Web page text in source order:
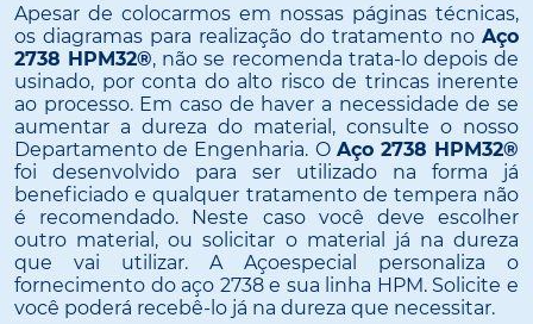
Apesar de colocarmos em nossas páginas técnicas,
os diagramas para realização do tratamento no Aço
2738 HPM32®, não se recomenda trata-lo depois de
usinado, por conta do alto risco de trincas inerente
ao processo. Em caso de haver a necessidade de se
aumentar a dureza do material, consulte o nosso
Departamento de Engenharia. O Aço 2738 HPM32®
foi desenvolvido para ser utilizado na forma já
beneficiado e qualquer tratamento de tempera não
é recomendado. Neste caso você deve escolher
outro material, ou solicitar o material já na dureza
que vai utilizar. A Açoespecial personaliza o
fornecimento do aço 2738 e sua linha HPM. Solicite e
você poderá recebê-lo já na dureza que necessitar.